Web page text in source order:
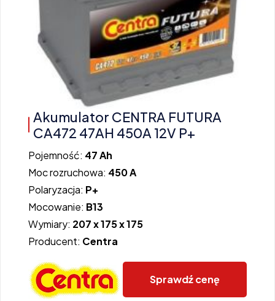
Akumulator CENTRA FUTURA
CA472 47AH 450A 12V P+
Pojemność: 47 Ah
Moc rozruchowa: 450 A
Polaryzacja: P+
Mocowanie: B13
Wymiary: 207 x 175 x 175
Producent: Centra
Sprawdź cenę